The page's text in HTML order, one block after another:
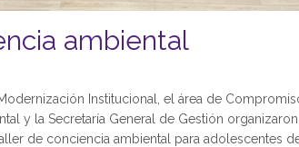
ambiental
Institucional, el área de
y la Secretaría General de Gestión
de conciencia ambiental para adolescentes